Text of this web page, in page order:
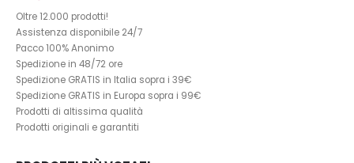
Oltre 12.000 prodotti!
Assistenza disponibile 24/7
Pacco 100% Anonimo
Spedizione in 48/72 ore
Spedizione GRATIS in Italia sopra i 39€
Spedizione GRATIS in Europa sopra i 99€
Prodotti di altissima qualità
Prodotti originali e garantiti